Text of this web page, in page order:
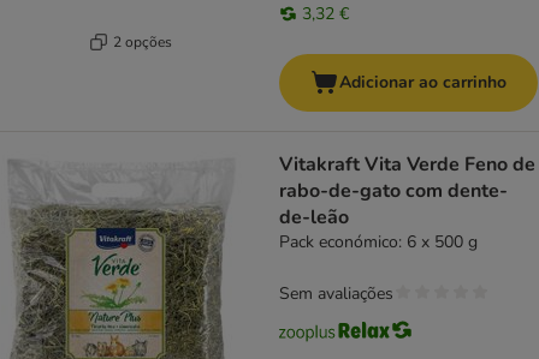
2 opções
3,32 €
Adicionar ao carrinho
Vitakraft Vita Verde Feno de
rabo-de-gato com dente-
de-leão
Pack económico: 6 x 500 g
Sem avaliações